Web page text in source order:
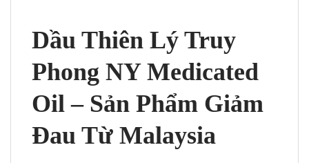
Dầu Thiên Lý Truy
Phong NY Medicated
Oil – Sản Phẩm Giảm
Đau Từ Malaysia